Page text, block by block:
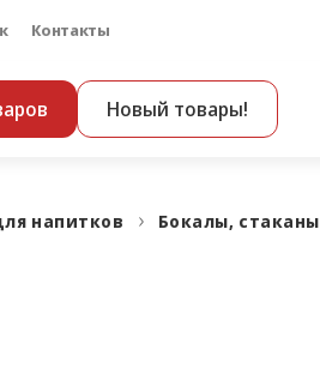
Контакты
Новый товары!
напитков Бокалы, стаканы